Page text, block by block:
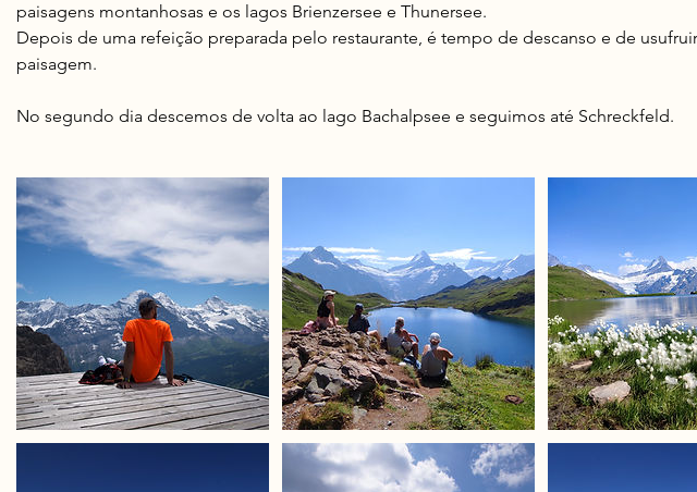
paisagens montanhosas e os lagos Brienzersee e Thunersee.
Depois de uma refeição preparada pelo restaurante, é tempo de descanso e de
paisagem.